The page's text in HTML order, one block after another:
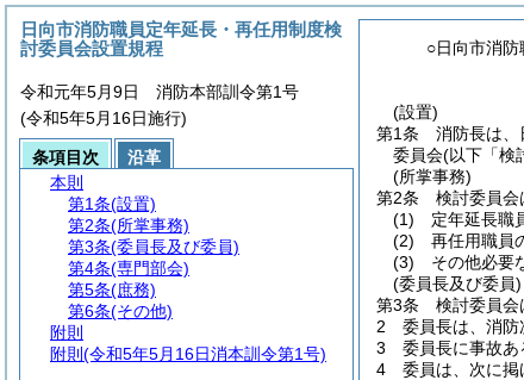
○日向市消
(設置)
第1条
消防長は、
委員会(以下「検
(所掌事務)
第2条
検討委員会
(1)
定年延長職
(2)
再任用職員
(3)
その他必要
(委員長及び委員)
第3条
検討委員会
2
委員長は、消防
3
委員長に事故あ
4
委員は、次に掲
日向市消防職員定年延長・再任用制度検
討委員会設置規程
令和元年5月9日 消防本部訓令第1号
(令和5年5月16日施行)
条項目次
沿革
本則
第1条(設置)
第2条(所掌事務)
第3条(委員長及び委員)
第4条(専門部会)
第5条(庶務)
第6条(その他)
附則
附則 (令和5年5月16日消本訓令第1号)